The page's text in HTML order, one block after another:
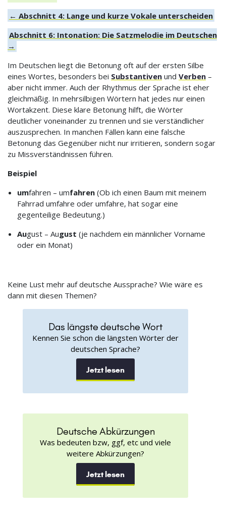
← Abschnitt 4: Lange und kurze Vokale unterscheiden
Abschnitt 6: Intonation: Die Satzmelodie im Deutschen
→
Im Deutschen liegt die Betonung oft auf der ersten Silbe
eines Wortes, besonders bei Substantiven und Verben –
aber nicht immer. Auch der Rhythmus der Sprache ist eher
gleichmäßig. In mehrsilbigen Wörtern hat jedes nur einen
Wortakzent. Diese klare Betonung hilft, die Wörter
deutlicher voneinander zu trennen und sie verständlicher
auszusprechen. In manchen Fällen kann eine falsche
Betonung das Gegenüber nicht nur irritieren, sondern sogar
zu Missverständnissen führen.
Beispiel
umfahren – umfahren(Ob ich einen Baum mit meinem
Fahrrad umfahre oder umfahre, hat sogar eine
gegenteilige Bedeutung.)
August – August (je nachdem ein männlicher Vorname
oder ein Monat)
Keine Lust mehr auf deutsche Aussprache? Wie wäre es
dann mit diesen Themen?
Das längste deutsche Wort
Kennen Sie schon die längsten Wörter der
deutschen Sprache?
Jetzt lesen
Deutsche Abkürzungen
Was bedeuten bzw, ggf, etc und viele
weitere Abkürzungen?
Jetzt lesen